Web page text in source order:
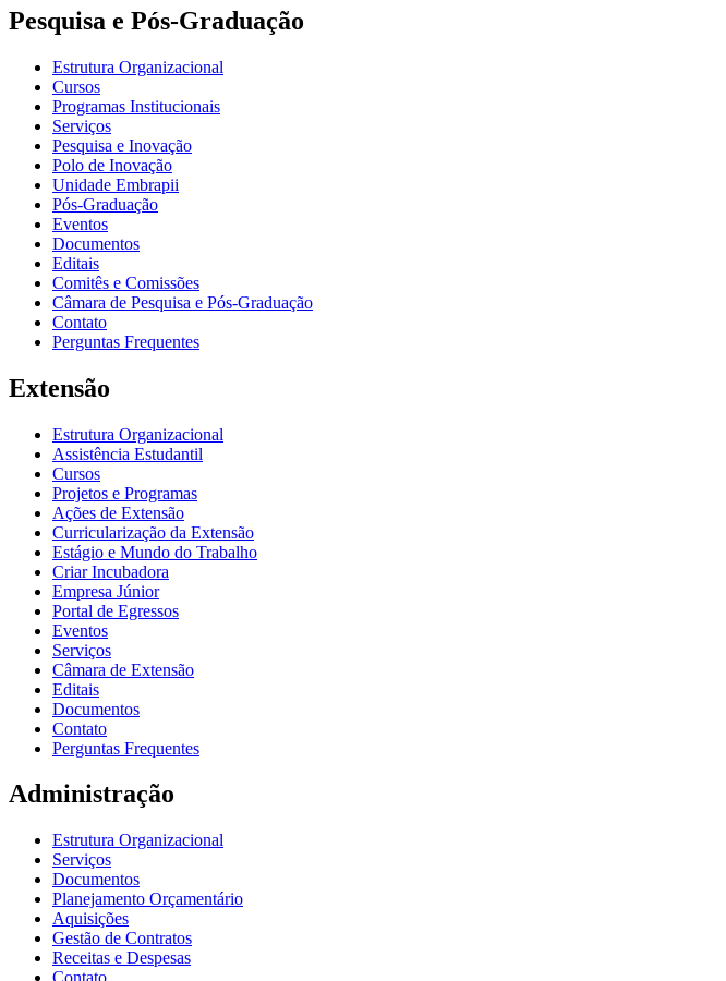
Pesquisa e Pós-Graduação
Estrutura Organizacional
Cursos
Programas Institucionais
Serviços
Pesquisa e Inovação
Polo de Inovação
Unidade Embrapii
Pós-Graduação
Eventos
Documentos
Editais
Comitês e Comissões
Câmara de Pesquisa e Pós-Graduação
Contato
Perguntas Frequentes
Extensão
Estrutura Organizacional
Assistência Estudantil
Cursos
Projetos e Programas
Ações de Extensão
Curricularização da Extensão
Estágio e Mundo do Trabalho
Criar Incubadora
Empresa Júnior
Portal de Egressos
Eventos
Serviços
Câmara de Extensão
Editais
Documentos
Contato
Perguntas Frequentes
Administração
Estrutura Organizacional
Serviços
Documentos
Planejamento Orçamentário
Aquisições
Gestão de Contratos
Receitas e Despesas